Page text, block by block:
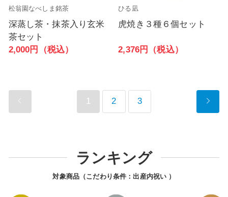
松翁園なべしま銘茶
深蒸し茶・抹茶入り玄米
茶セット
2,000円（税込）
ひる凪
虎焼き３種６個セット
2,376円（税込）
1 2 3
ランキング
対象商品（こだわり条件：出産内祝い ）